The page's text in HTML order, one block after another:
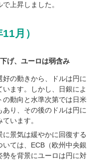
上昇しました。
月）
げ、ユーロは弱含み
の動きから、ドルは円に
ます。しかし、日銀によ
の動向と水準次第では日米
り、その後のドルは円に
います。
景気は緩やかに回復する
ては、ECB（欧州中央銀
を背景にユーロは円に対